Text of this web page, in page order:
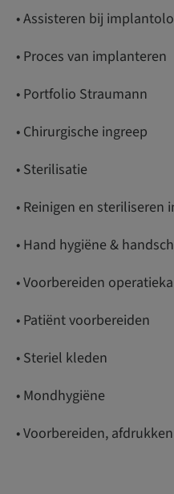
• Assisteren bij
• Proces van implanteren
• Portfolio Straumann
• Chirurgische ingreep
• Sterilisatie
• Reinigen en
• Hand hygiëne &
• Voorbereiden
• Patiënt voorbereiden
• Steriel kleden
• Mondhygiëne
• Voorbereiden,